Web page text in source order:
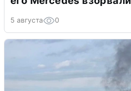
5 августа 0